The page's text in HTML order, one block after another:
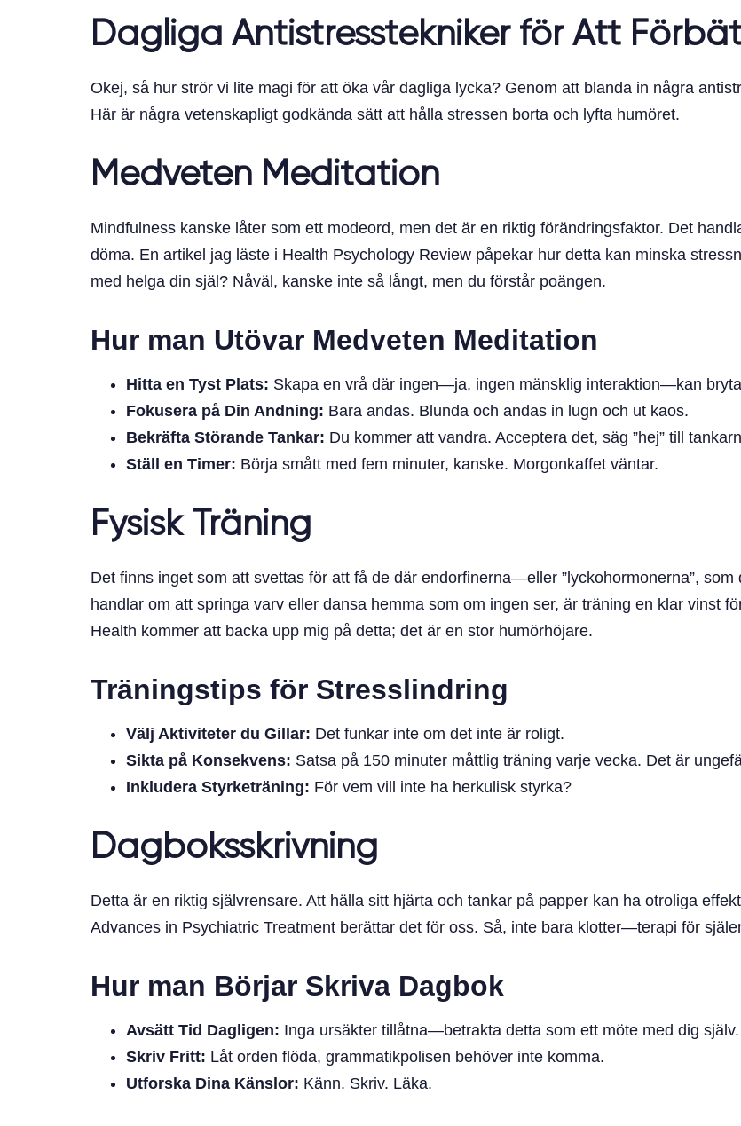
Dagliga Antistresstekniker för Att
Okej, så hur strör vi lite magi för att öka vår dagliga lycka? Genom att blanda in några
Här är några vetenskapligt godkända sätt att hålla stressen borta och lyfta humöret.
Medveten Meditation
Mindfulness kanske låter som ett modeord, men det är en riktig förändringsfaktor. Det
döma. En artikel jag läste i Health Psychology Review påpekar hur detta kan minska
med helga din själ? Nåväl, kanske inte så långt, men du förstår poängen.
Hur man Utövar Medveten Meditation
Hitta en Tyst Plats: Skapa en vrå där ingen—ja, ingen mänsklig interaktion—kan
Fokusera på Din Andning: Bara andas. Blunda och andas in lugn och ut kaos.
Bekräfta Störande Tankar: Du kommer att vandra. Acceptera det, säg ”hej” till
Ställ en Timer: Börja smått med fem minuter, kanske. Morgonkaffet väntar.
Fysisk Träning
Det finns inget som att svettas för att få de där endorfinerna—eller ”lyckohormonerna”,
handlar om att springa varv eller dansa hemma som om ingen ser, är träning en klar vinst
Health kommer att backa upp mig på detta; det är en stor humörhöjare.
Träningstips för Stresslindring
Välj Aktiviteter du Gillar: Det funkar inte om det inte är roligt.
Sikta på Konsekvens: Satsa på 150 minuter måttlig träning varje vecka. Det är
Inkludera Styrketräning: För vem vill inte ha herkulisk styrka?
Dagboksskrivning
Detta är en riktig självrensare. Att hälla sitt hjärta och tankar på papper kan ha otroliga
Advances in Psychiatric Treatment berättar det för oss. Så, inte bara klotter—terapi för
Hur man Börjar Skriva Dagbok
Avsätt Tid Dagligen: Inga ursäkter tillåtna—betrakta detta som ett möte med dig själv.
Skriv Fritt: Låt orden flöda, grammatikpolisen behöver inte komma.
Utforska Dina Känslor: Känn. Skriv. Läka.